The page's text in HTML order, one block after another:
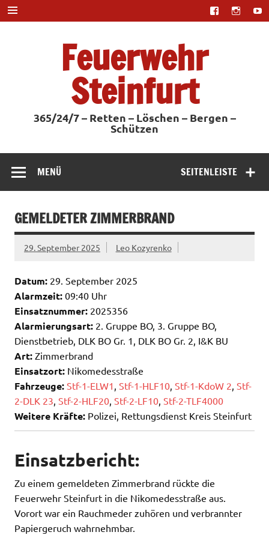
Zum
Inhalt
springen
Feuerwehr
Steinfurt
365/24/7 – Retten – Löschen – Bergen –
Schützen
SEITENLEISTE
MENÜ
GEMELDETER ZIMMERBRAND
29. September 2025 Leo Kozyrenko
Datum: 29. September 2025
Alarmzeit: 09:40 Uhr
Einsatznummer: 2025356
Alarmierungsart: 2. Gruppe BO, 3. Gruppe BO,
Dienstbetrieb, DLK BO Gr. 1, DLK BO Gr. 2, I&K BU
Art: Zimmerbrand
Einsatzort: Nikomedesstraße
Fahrzeuge: Stf-1-ELW1 Stf-1-HLF10 Stf-1-KdoW 2 Stf-
2-DLK 23 Stf-2-HLF20 Stf-2-LF10 Stf-2-TLF4000
Weitere Kräfte: Polizei, Rettungsdienst Kreis Steinfurt
Einsatzbericht:
Zu einem gemeldeten Zimmerbrand rückte die
Feuerwehr Steinfurt in die Nikomedesstraße aus.
Vorort war ein Rauchmeder zuhören und verbrannter
Papiergeruch wahrnehmbar.